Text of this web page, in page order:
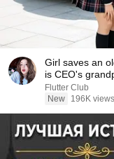
Girl saves an
is CEO's
Flutter Club
New
196K views